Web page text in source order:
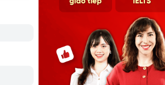
thế chấp không?
bán không?